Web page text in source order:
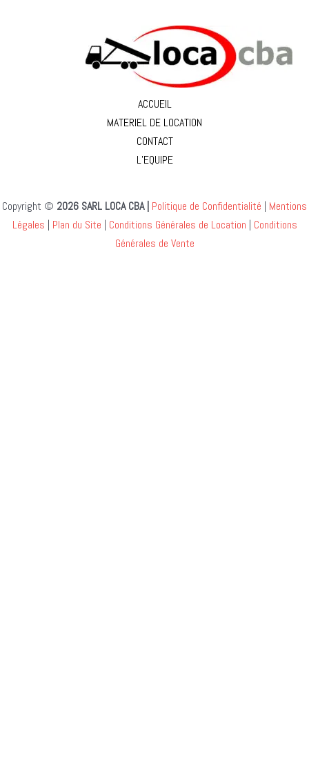
ACCUEIL
MATERIEL DE LOCATION
CONTACT
L’EQUIPE
Copyright © 2026 SARL LOCA CBA | Politique de Confidentialité | Mentions
Légales | Plan du Site | Conditions Générales de Location | Conditions
Générales de Vente